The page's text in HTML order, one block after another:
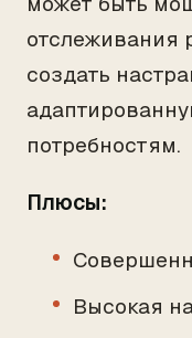
отслеживания
создать
потребностям.
Плюсы:
Высокая